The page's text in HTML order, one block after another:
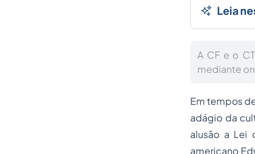
Leia
A CF e o
mediante
Em tempos
adágio da
alusão a Lei
americano